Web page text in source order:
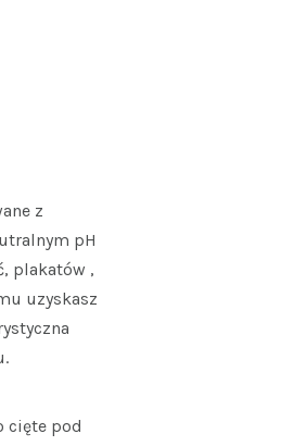
z
pH
plakatów ,
uzyskasz
cięte pod